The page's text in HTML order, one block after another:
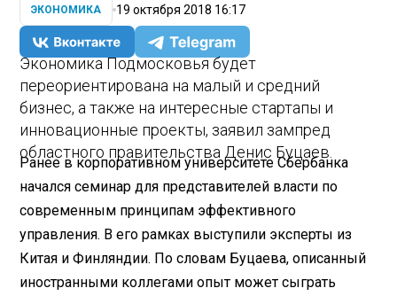
ЭКОНОМИКА 19 октября 2018 16:17
Экономика Подмосковья будет
переориентирована на малый и средний
бизнес, а также на интересные стартапы и
инновационные проекты, заявил зампред
областного правительства Денис Буцаев.
Ранее в корпоративном университете Сбербанка
начался семинар для представителей власти по
современным принципам эффективного
управления. В его рамках выступили эксперты из
Китая и Финляндии. По словам Буцаева, описанный
иностранными коллегами опыт может сыграть